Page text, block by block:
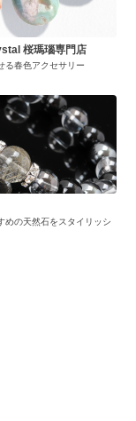
桜瑪瑙専門店
る春色アクセサリー
めの天然石をスタイリッシ